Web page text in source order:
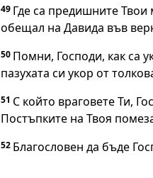
49 Где са предишните Твои
обещал на Давида във
50 Помни, Господи, как са
пазухата си укор от
51 С който враговете Ти,
Постъпките на Твоя
52 Благословен да бъде